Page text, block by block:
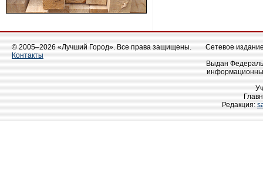
© 2005–2026 «Лучший Город». Все права защищены.
Контакты
Сетевое
Выдан
Редакция: